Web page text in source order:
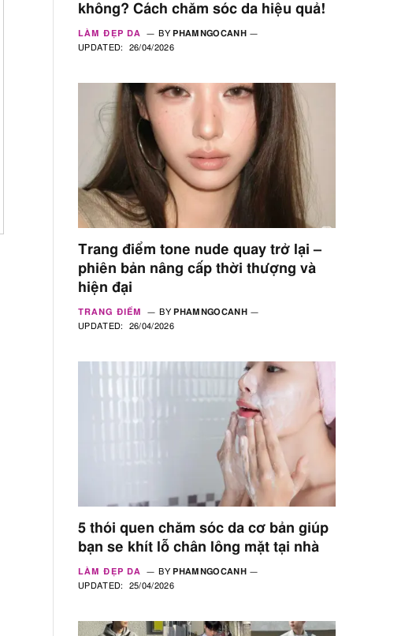
không? Cách chăm sóc da hiệu quả!
LÀM ĐẸP DA BY PHAMNGOCANH
UPDATED:
26/04/2026
Trang điểm tone nude quay trở lại –
phiên bản nâng cấp thời thượng và
hiện đại
TRANG ĐIỂM BY PHAMNGOCANH
UPDATED:
26/04/2026
5 thói quen chăm sóc da cơ bản giúp
bạn se khít lỗ chân lông mặt tại nhà
LÀM ĐẸP DA BY PHAMNGOCANH
UPDATED:
25/04/2026